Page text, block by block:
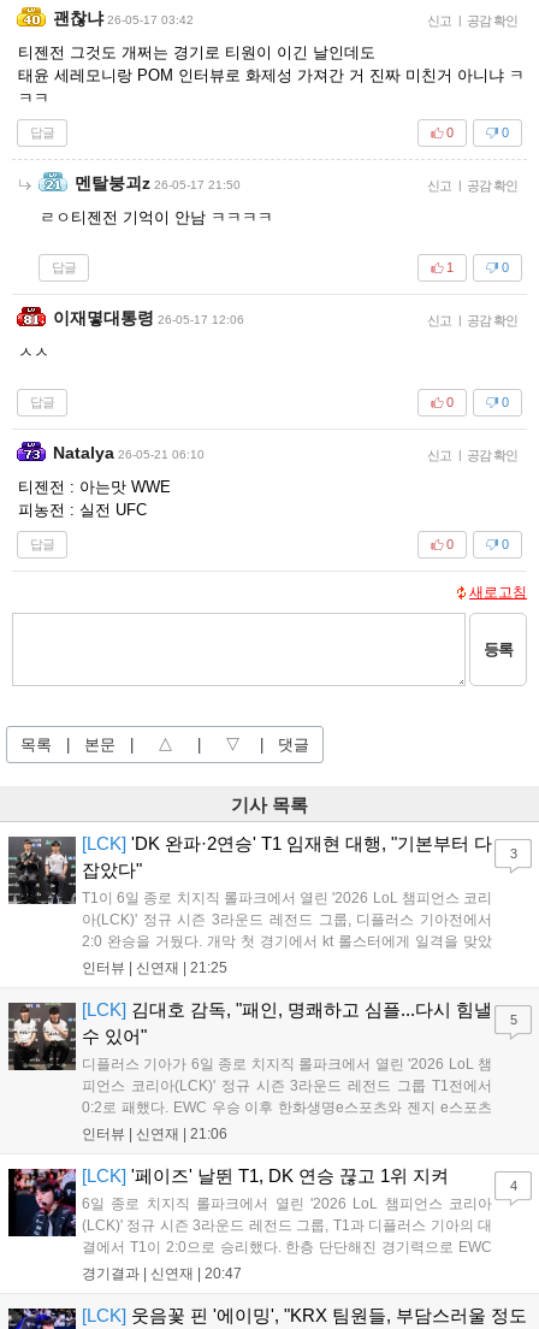
괜찮냐 26-05-17 03:42 신고 | 공감 확인
티젠전 그것도 개쩌는 경기로 티원이 이긴 날인데도
태윤 세레모니랑 POM 인터뷰로 화제성 가져간 거 진짜 미친거 아니냐 ㅋ
ㅋㅋ
답글 0
0
멘탈붕괴z 26-05-17 21:50 신고 | 공감 확인
ㄹㅇ티젠전 기억이 안남 ㅋㅋㅋㅋ
답글 0
1
이재몋대통령 26-05-17 12:06 신고 | 공감 확인
ㅅㅅ
답글 0
0
Natalya 26-05-21 06:10 신고 | 공감 확인
티젠전 : 아는맛 WWE
피농전 : 실전 UFC
답글 0
0
새로고침
등록
목록 | 본문 | △ | ▽ | 댓글
기사 목록
[LCK] 'DK 완파·2연승' T1 임재현 대행, "기본부터 다
잡았다"
T1이 6일 종로 치지직 롤파크에서 열린 '2026 LoL 챔피언스 코리
아(LCK)' 정규 시즌 3라운드 레전드 그룹, 디플러스 기아전에서
2:0 완승을 거뒀다. 개막 첫 경기에서 kt 롤스터에게 일격을 맞았
지만, 젠지 e스포츠의 홈 경기에서 원정 승리를 챙기며 분위기를
한 모습이었다. 다음은...
인터뷰 | 신연재 | 21:25
3
[LCK] 김대호 감독, "패인, 명쾌하고 심플...다시 힘낼
수 있어"
디플러스 기아가 6일 종로 치지직 롤파크에서 열린 '2026 LoL 챔
피언스 코리아(LCK)' 정규 시즌 3라운드 레전드 그룹 T1전에서
0:2로 패했다. EWC 우승 이후 한화생명e스포츠와 젠지 e스포츠
를 잡아내며 기세를 끌어올렸지만, 경기력이 제 궤도에 오른 T1은
"오늘 져서 너무 아쉽다"...
인터뷰 | 신연재 | 21:06
5
[LCK] '페이즈' 날뛴 T1, DK 연승 끊고 1위 지켜
6일 종로 치지직 롤파크에서 열린 '2026 LoL 챔피언스 코리아
(LCK)' 정규 시즌 3라운드 레전드 그룹, T1과 디플러스 기아의 대
결에서 T1이 2:0으로 승리했다. 한층 단단해진 경기력으로 EWC
우승을 기점으로 파죽지세의 연승을 이어가던 디플러스 기아를
T1은 첫 드래곤을 두드렸...
경기결과 | 신연재 | 20:47
4
[LCK] 웃음꽃 핀 '에이밍', "KRX 팀원들, 부담스러울 정도